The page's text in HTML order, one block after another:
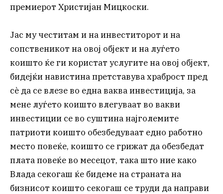
премиерот Христијан Мицкоски.
Јас му честитам и на инвеститорот и на
сопственикот на овој објект и на луѓето
коишто ќе ги користат услугите на овој објект,
бидејќи навистина претставува храброст пред
сè да се влезе во една ваква инвестиција, за
мене луѓето коишто влегуваат во вакви
инвестиции се во суштина најголемите
патриоти коишто обезбедуваат едно работно
место повеќе, коишто се грижат да обезбедат
плата повеќе во месецот, така што ние како
Влада секогаш ќе бидеме на страната на
бизнисот коишто секогаш се труди да направи